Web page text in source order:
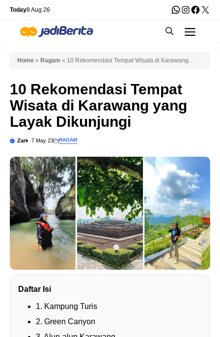
Skip
content
Today8 Aug 26 WhatsApp
X
Home » Ragam » 10 Rekomendasi Tempat Wisata di Karawang
10 Rekomendasi Tempat
Wisata di Karawang yang
Layak Dikunjungi
Zari 7 May 23 RAGAM
Daftar Isi
1. Kampung Turis
2. Green Canyon